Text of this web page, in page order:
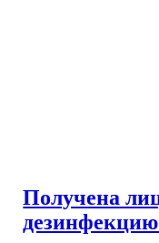
Получена